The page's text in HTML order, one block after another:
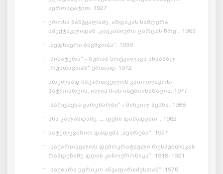
აეროსტატით. 1927
ეროსი მანჯგალაძე, აზდაკის სიმღერა
სპექტაკლიდან „კავკასიური ცარცის წრე“. 1983
„ბედნიერი ბავშვობა“. 1936
„სისატურა“ - ზურაბ სოტკილავა ანსამბლ
„რუსთავთან“ ერთად. 1972
სრულიად საქართველოს კათოლიკოს-
პატრიარქის, ილია II-ის ინტრონიზაცია. 1977
„მარცხენა გარემარბი“ - მიხეილ მესხი. 1968
ანა კალანდაძე, „...ფეხი დამადგით“, 1982
სატელევიზიო დადგმა „ბებრები“. 1957
„საქართველოს დემოკრატიული რესპუბლიკის
რამდენიმე დღის კინოქრონიკა“. 1918-1921
„საუბარი ვერიკო ანჯაფარიძესთან“. 1976